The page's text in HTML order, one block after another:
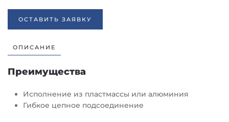
ОСТАВИТЬ ЗАЯВКУ
ОПИСАНИЕ
Преимущества
Исполнение из пластмассы или алюминия
Гибкое цепное подсоединение